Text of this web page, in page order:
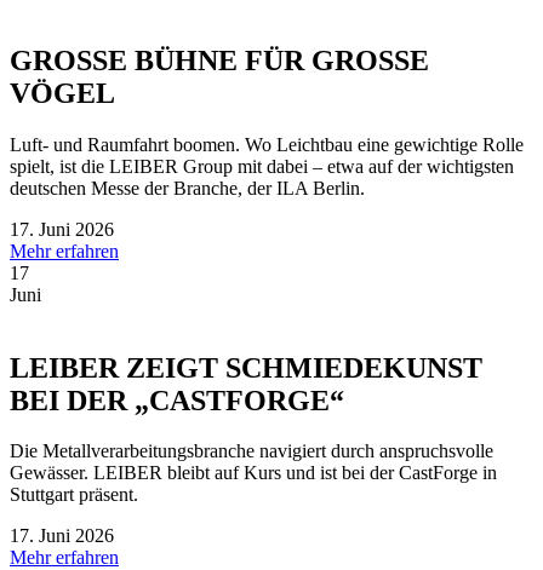
GROSSE BÜHNE FÜR GROSSE
VÖGEL
Luft- und Raumfahrt boomen. Wo Leichtbau eine gewichtige Rolle
spielt, ist die LEIBER Group mit dabei – etwa auf der wichtigsten
deutschen Messe der Branche, der ILA Berlin.
17. Juni 2026
Mehr erfahren
17
Juni
LEIBER ZEIGT SCHMIEDEKUNST
BEI DER „CASTFORGE“
Die Metallverarbeitungsbranche navigiert durch anspruchsvolle
Gewässer. LEIBER bleibt auf Kurs und ist bei der CastForge in
Stuttgart präsent.
17. Juni 2026
Mehr erfahren